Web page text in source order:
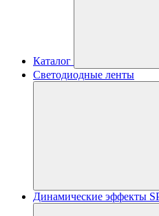
Каталог
Светодиодные ленты
Динамические эффекты